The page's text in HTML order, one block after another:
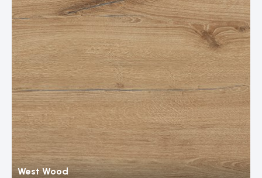
West Wood